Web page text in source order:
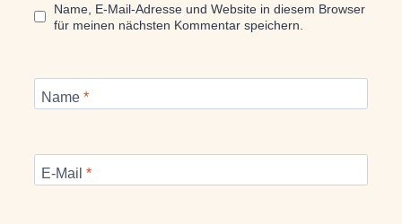
Name *
E-Mail *
Name, E-Mail-Adresse und Website in diesem Browser
für meinen nächsten Kommentar speichern.